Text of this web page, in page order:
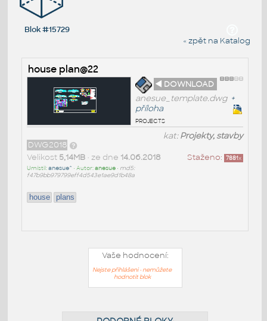
Blok #15729
« zpět na Katalog
house plan@22
◄ DOWNLOAD
anesue_template.dwg +
příloha
projects
kat:Projekty, stavby
DWG2018
Staženo:
7881x
Velikost 5,14MB• ze dne 14.06.2018
Umístil:anesue^ • Autor:anesue• md5:
f47b9bb979799eff4d543e1ae9d1b48a
house plans
Vaše hodnocení:
Nejste přihlášeni - nemůžete
hodnotit blok